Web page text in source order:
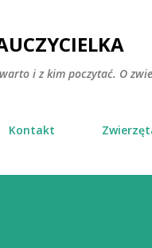
i z kim poczytać. O
Kontakt